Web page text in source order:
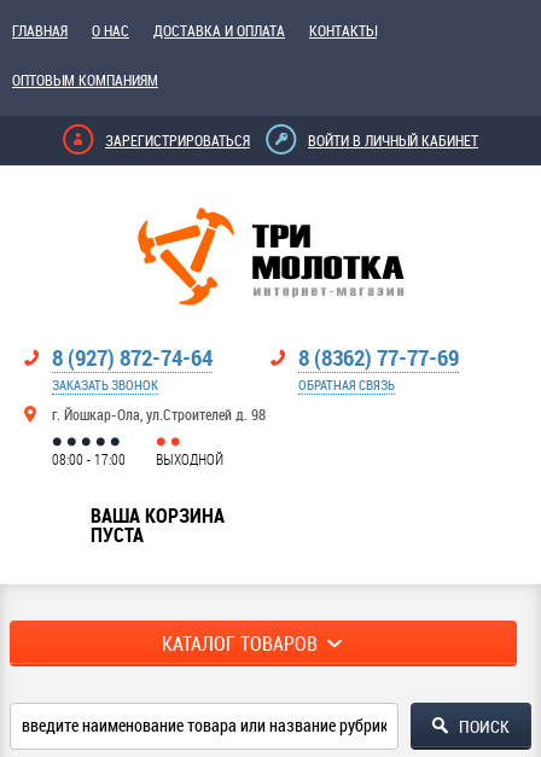
ГЛАВНАЯ О НАС ДОСТАВКА И ОПЛАТА КОНТАКТЫ
ОПТОВЫМ КОМПАНИЯМ
ЗАРЕГИСТРИРОВАТЬСЯ ВОЙТИ В ЛИЧНЫЙ КАБИНЕТ
8 (927) 872-74-64
ЗАКАЗАТЬ ЗВОНОК
г. Йошкар-Ола, ул.Строителей д. 98
8 (8362) 77-77-69
ОБРАТНАЯ СВЯЗЬ
08:00 - 17:00 ВЫХОДНОЙ
ВАША КОРЗИНА
ПУСТА
КАТАЛОГ ТОВАРОВ